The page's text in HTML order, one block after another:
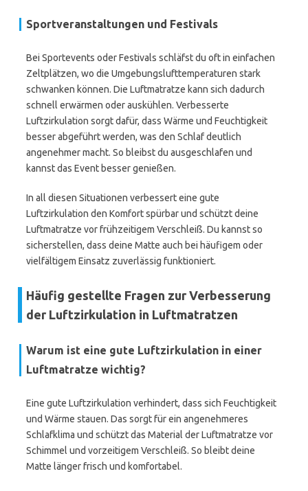
Sportveranstaltungen und Festivals
Bei Sportevents oder Festivals schläfst du oft in einfachen
Zeltplätzen, wo die Umgebungslufttemperaturen stark
schwanken können. Die Luftmatratze kann sich dadurch
schnell erwärmen oder auskühlen. Verbesserte
Luftzirkulation sorgt dafür, dass Wärme und Feuchtigkeit
besser abgeführt werden, was den Schlaf deutlich
angenehmer macht. So bleibst du ausgeschlafen und
kannst das Event besser genießen.
In all diesen Situationen verbessert eine gute
Luftzirkulation den Komfort spürbar und schützt deine
Luftmatratze vor frühzeitigem Verschleiß. Du kannst so
sicherstellen, dass deine Matte auch bei häufigem oder
vielfältigem Einsatz zuverlässig funktioniert.
Häufig gestellte Fragen zur Verbesserung
der Luftzirkulation in Luftmatratzen
Warum ist eine gute Luftzirkulation in einer
Luftmatratze wichtig?
Eine gute Luftzirkulation verhindert, dass sich Feuchtigkeit
und Wärme stauen. Das sorgt für ein angenehmeres
Schlafklima und schützt das Material der Luftmatratze vor
Schimmel und vorzeitigem Verschleiß. So bleibt deine
Matte länger frisch und komfortabel.